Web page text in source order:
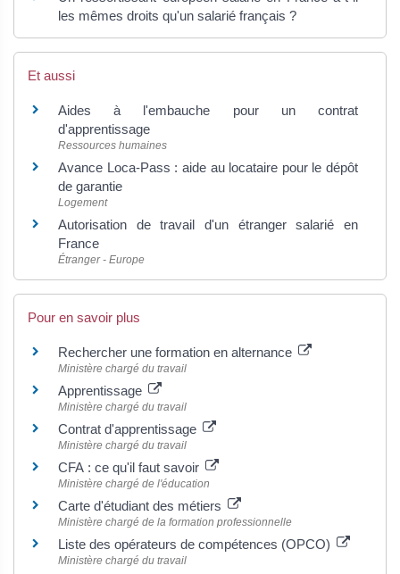
les mêmes droits qu'un salarié français ?
Et aussi
Aides à l'embauche pour un contrat
d'apprentissage
Ressources humaines
Avance Loca-Pass : aide au locataire pour le dépôt
de garantie
Logement
Autorisation de travail d'un étranger salarié en
France
Étranger - Europe
Pour en savoir plus
Rechercher une formation en alternance
Ministère chargé du travail
Apprentissage
Ministère chargé du travail
Contrat d'apprentissage
Ministère chargé du travail
CFA : ce qu'il faut savoir
Ministère chargé de l'éducation
Carte d'étudiant des métiers
Ministère chargé de la formation professionnelle
Liste des opérateurs de compétences (OPCO)
Ministère chargé du travail